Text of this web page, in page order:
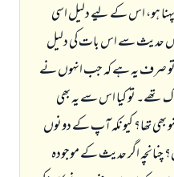
ہو، اس کے لیے دلیل اسی
حدیث سے اس بات کی دلیل
تو صرف یہ ہے کہ جب انہوں نے
تو کیا اس سے یہ بھی
تھا؟ کیونکہ آپ کے دونوں
چنانچہ اگر حدیث کے موجودہ